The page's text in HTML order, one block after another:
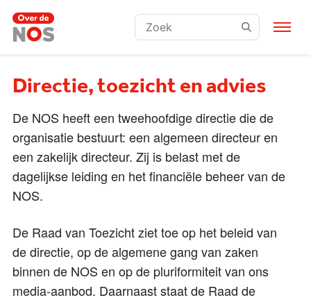
Zoeken:
Directie, toezicht en advies
De NOS heeft een tweehoofdige directie die de
organisatie bestuurt: een algemeen directeur en
een zakelijk directeur. Zij is belast met de
dagelijkse leiding en het financiële beheer van de
NOS.
De Raad van Toezicht ziet toe op het beleid van
de directie, op de algemene gang van zaken
binnen de NOS en op de pluriformiteit van ons
media-aanbod. Daarnaast staat de Raad de